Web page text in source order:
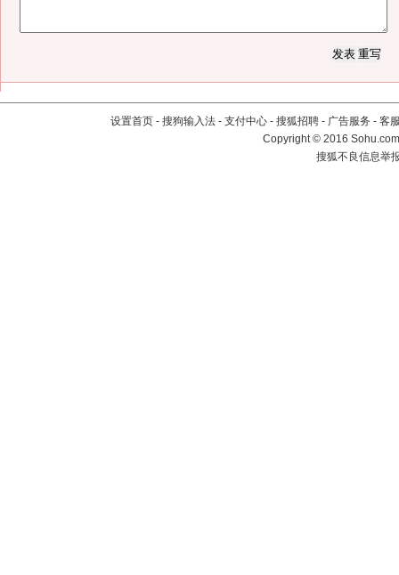
设置首页 - 搜狗输入法 - 支付中心 - 搜狐招聘 - 广告服务 - 客
Copyright©2016
搜狐不良信息举